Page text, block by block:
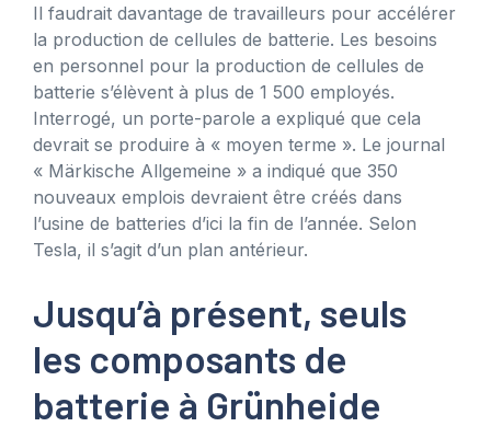
Il faudrait davantage de travailleurs pour accélérer
la production de cellules de batterie. Les besoins
en personnel pour la production de cellules de
batterie s’élèvent à plus de 1 500 employés.
Interrogé, un porte-parole a expliqué que cela
devrait se produire à « moyen terme ». Le journal
« Märkische Allgemeine » a indiqué que 350
nouveaux emplois devraient être créés dans
l’usine de batteries d’ici la fin de l’année. Selon
Tesla, il s’agit d’un plan antérieur.
Jusqu’à présent, seuls
les composants de
batterie à Grünheide